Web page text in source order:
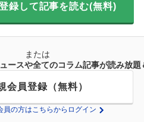
録して記事を読む(無料)
または
ースや全てのコラム記事が読み放題
会員登録（無料）
員の方はこちらからログイン